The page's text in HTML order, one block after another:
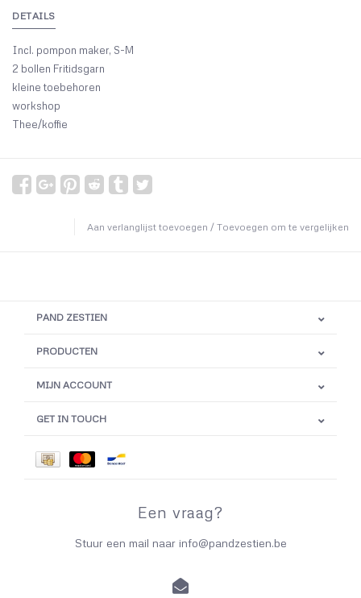
DETAILS
Incl. pompon maker, S-M
2 bollen Fritidsgarn
kleine toebehoren
workshop
Thee/koffie
Aan verlanglijst toevoegen / Toevoegen om te vergelijken
PAND ZESTIEN
PRODUCTEN
MIJN ACCOUNT
GET IN TOUCH
Een vraag?
Stuur een mail naar info@pandzestien.be